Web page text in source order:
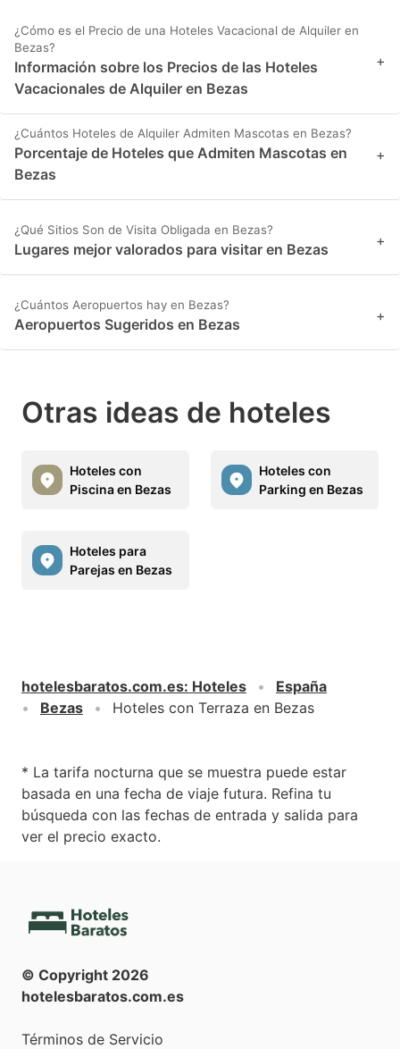
¿Cómo es el Precio de una Hoteles Vacacional de Alquiler en
Bezas?
Información sobre los Precios de las Hoteles
Vacacionales de Alquiler en Bezas
+
¿Cuántos Hoteles de Alquiler Admiten Mascotas en Bezas?
Porcentaje de Hoteles que Admiten Mascotas en
Bezas
+
¿Qué Sitios Son de Visita Obligada en Bezas?
Lugares mejor valorados para visitar en Bezas +
¿Cuántos Aeropuertos hay en Bezas?
Aeropuertos Sugeridos en Bezas +
Otras ideas de hoteles
Hoteles con
Piscina en Bezas
Hoteles con
Parking en Bezas
Hoteles para
Parejas en Bezas
hotelesbaratos.com.es: Hoteles
España
Bezas
Hoteles con Terraza en Bezas
* La tarifa nocturna que se muestra puede estar
basada en una fecha de viaje futura. Refina tu
búsqueda con las fechas de entrada y salida para
ver el precio exacto.
© Copyright 2026
hotelesbaratos.com.es
Términos de Servicio